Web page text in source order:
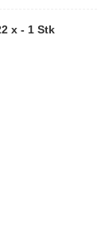
x - 1 Stk